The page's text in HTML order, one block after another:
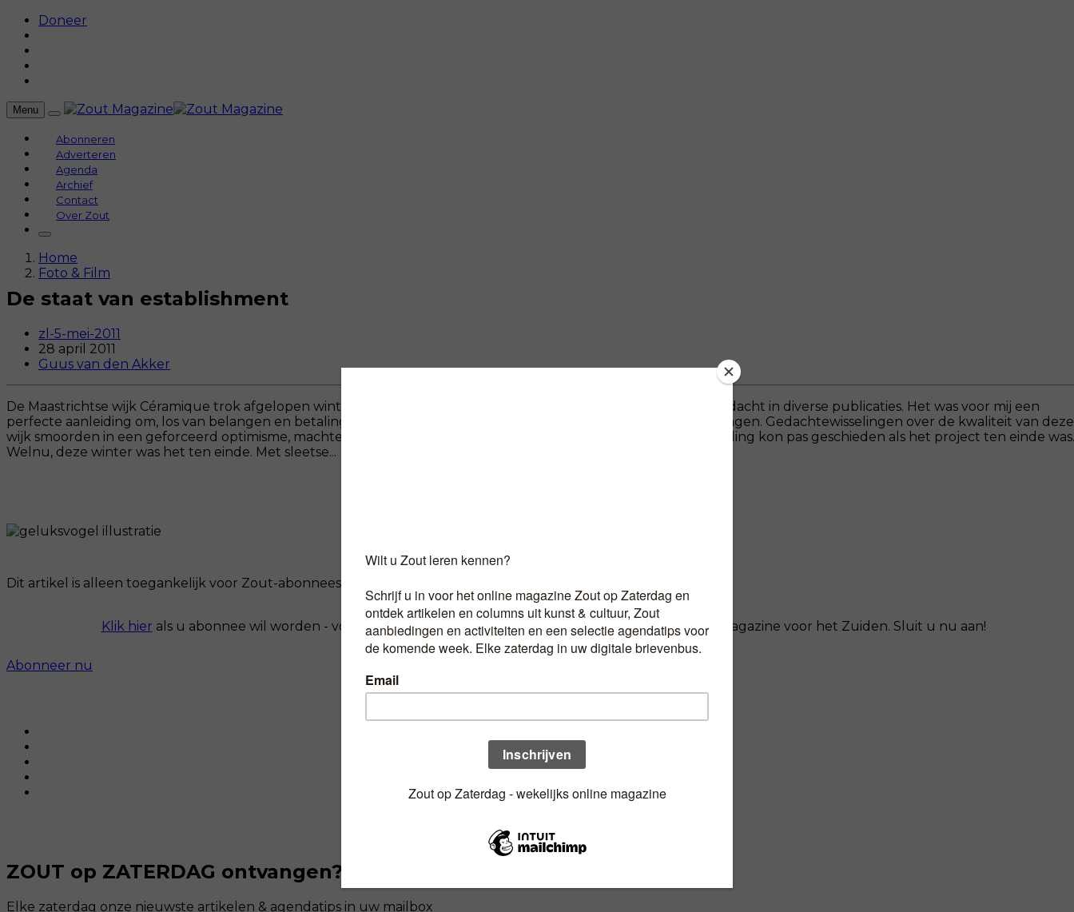
Doneer
Menu
Abonneren
Adverteren
Agenda
Archief
Contact
Over Zout
Home
Foto & Film
De staat van establishment
zl-5-mei-2011
28 april 2011
Guus van den Akker
De Maastrichtse wijk Céramique trok afgelopen winter, mede dankzij een expositie bij NAiM / Bureau Europa, aandacht in diverse publicaties. Het was voor mij een
perfecte aanleiding om, los van belangen en betalingen, een visueel antwoord te formuleren op niet gestelde vragen. Gedachtewisselingen over de kwaliteit van deze
wijk smoorden in een geforceerd optimisme, machteloze kritiek verstomde bij zoveel dovemansoren. De beoordeling kon pas geschieden als het project ten einde was.
Welnu, deze winter was het ten einde. Met sleetse...
Dit artikel is alleen toegankelijk voor Zout-abonnees.
Log inals u al abonnee bent.
Klik hier als u abonnee wil worden - voor 6,60 euro per maand ontvangt u het kunst- en cultuurmagazine voor het Zuiden. Sluit u nu aan!
Abonneer nu
ZOUT op ZATERDAG ontvangen?
Elke zaterdag onze nieuwste artikelen & agendatips in uw mailbox